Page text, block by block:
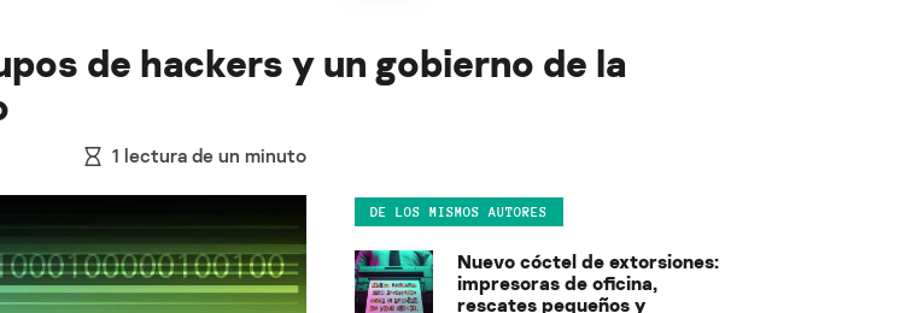
de hackers y un gobierno de la
1 lectura de un minuto
DE LOS MISMOS AUTORES
Nuevo cóctel de extorsiones:
impresoras de oficina,
rescates pequeños y